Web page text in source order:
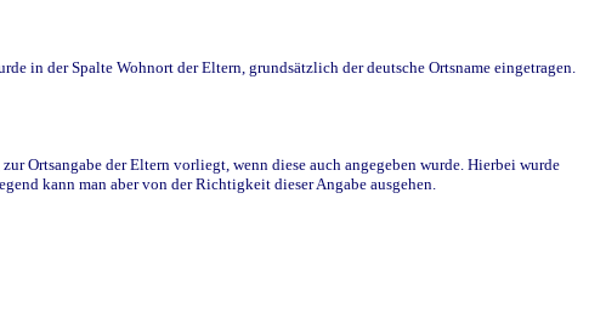
in der Spalte Wohnort der Eltern, grundsätzlich der deutsche Ortsname eingetragen.
Ortsangabe der Eltern vorliegt, wenn diese auch angegeben wurde. Hierbei wurde
kann man aber von der Richtigkeit dieser Angabe ausgehen.